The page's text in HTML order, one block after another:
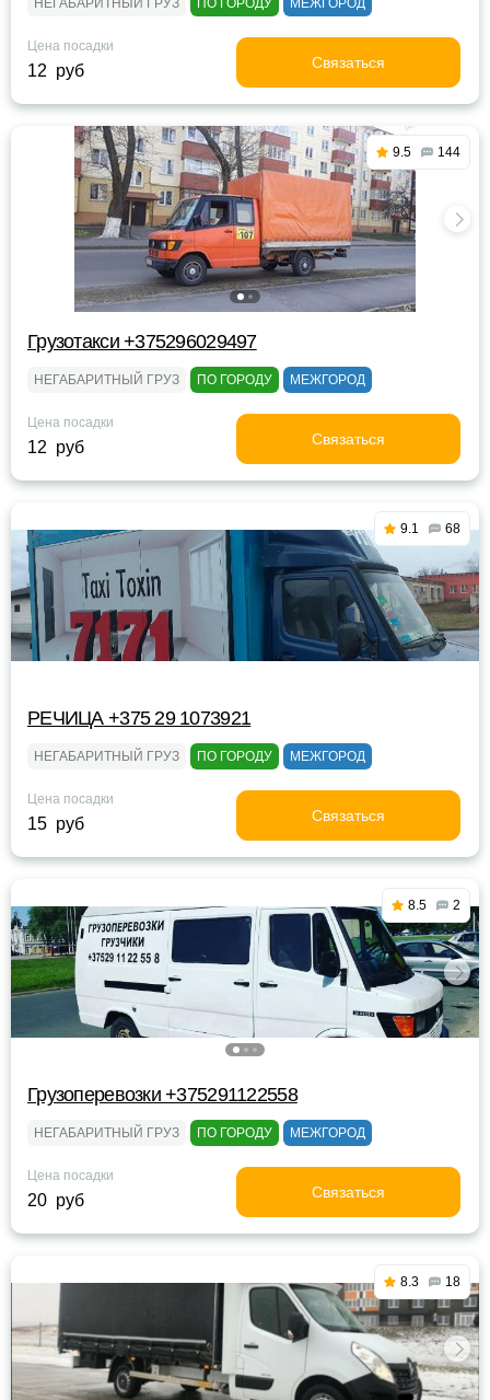
НЕГАБАРИТНЫЙ ГРУЗ ПО ГОРОДУ МЕЖГОРОД
Цена посадки
12 руб Связаться
9.5 144
Грузотакси +375296029497
НЕГАБАРИТНЫЙ ГРУЗ ПО ГОРОДУ МЕЖГОРОД
Цена посадки
12 руб Связаться
9.1 68
РЕЧИЦА +375 29 1073921
НЕГАБАРИТНЫЙ ГРУЗ ПО ГОРОДУ МЕЖГОРОД
Цена посадки
15 руб Связаться
8.5 2
Грузоперевозки +375291122558
НЕГАБАРИТНЫЙ ГРУЗ ПО ГОРОДУ МЕЖГОРОД
Цена посадки
20 руб Связаться
8.3 18